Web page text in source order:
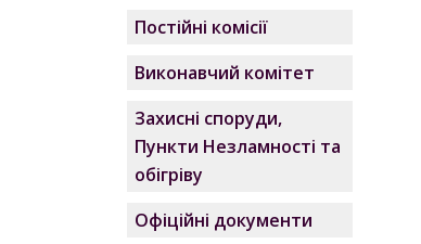
Постійні комісії
Виконавчий комітет
Захисні споруди,
Пункти Незламності та
обігріву
Офіційні документи